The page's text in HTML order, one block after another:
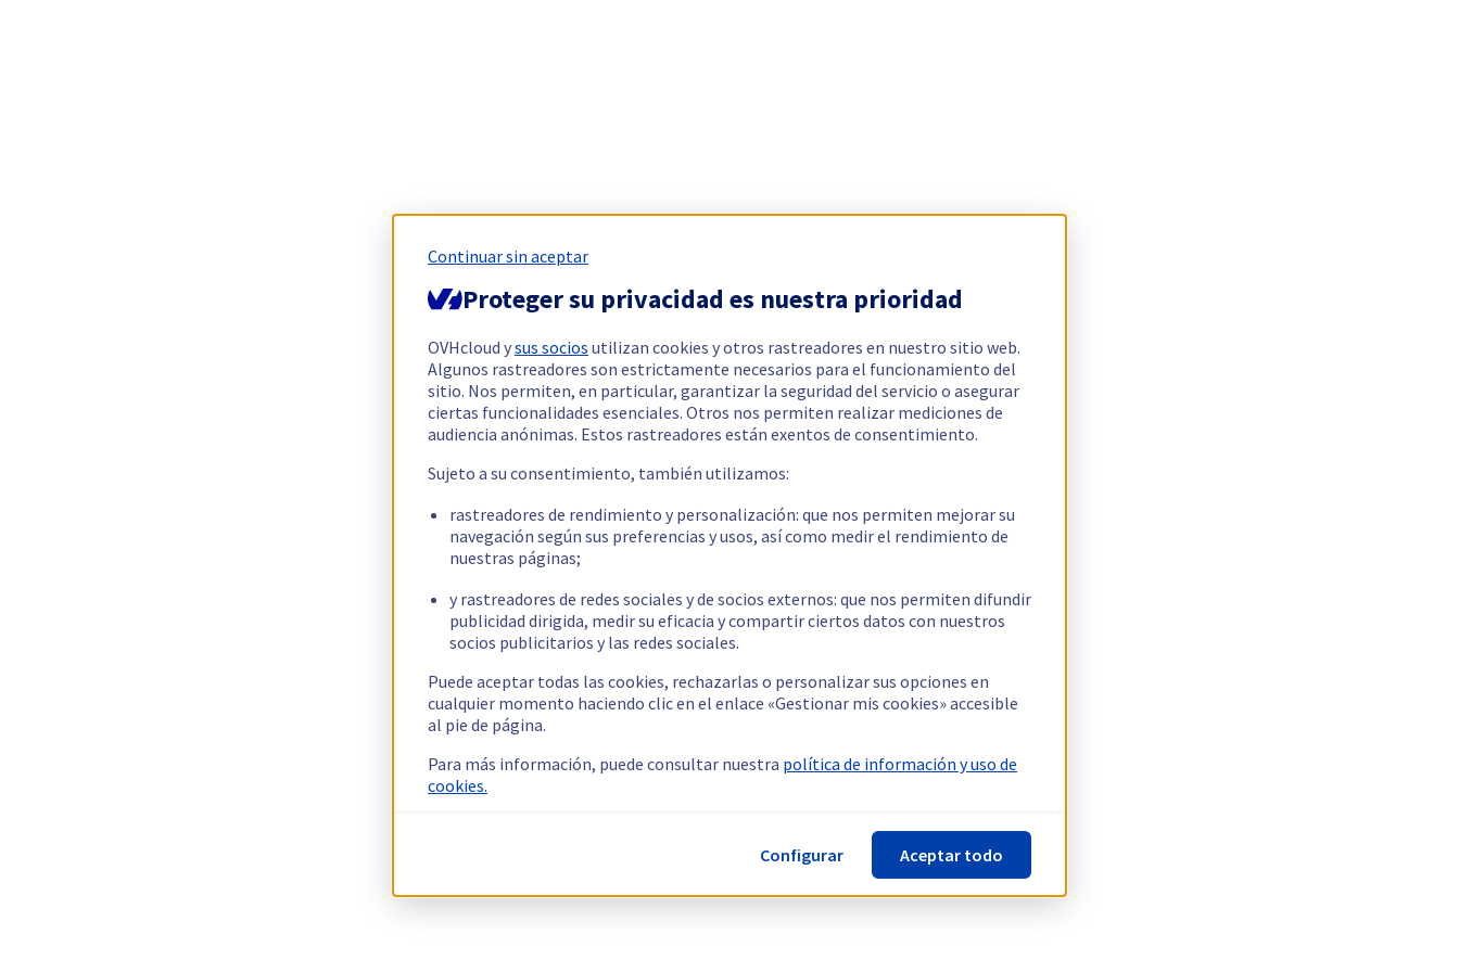
Continuar sin aceptar
Proteger su privacidad es nuestra prioridad
OVHcloud ysus socios utilizan cookies y otros rastreadores en nuestro sitio web.
Algunos rastreadores son estrictamente necesarios para el funcionamiento del
sitio. Nos permiten, en particular, garantizar la seguridad del servicio o asegurar
ciertas funcionalidades esenciales. Otros nos permiten realizar mediciones de
audiencia anónimas. Estos rastreadores están exentos de consentimiento.
Sujeto a su consentimiento, también utilizamos:
rastreadores de rendimiento y personalización: que nos permiten mejorar su
navegación según sus preferencias y usos, así como medir el rendimiento de
nuestras páginas;
y rastreadores de redes sociales y de socios externos: que nos permiten difundir
publicidad dirigida, medir su eficacia y compartir ciertos datos con nuestros
socios publicitarios y las redes sociales.
Puede aceptar todas las cookies, rechazarlas o personalizar sus opciones en
cualquier momento haciendo clic en el enlace «Gestionar mis cookies» accesible
al pie de página.
Para más información, puede consultar nuestra política de información y uso de
cookies.
Configurar Aceptar todo